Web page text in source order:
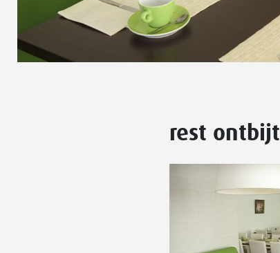
rest ontbijt